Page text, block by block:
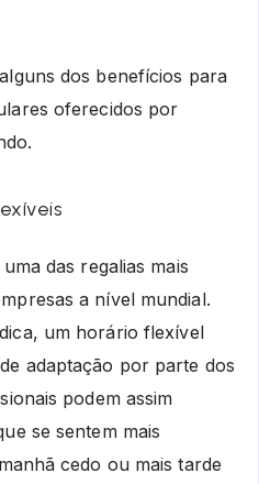
dos benefícios para
oferecidos por
das regalias mais
a nível mundial.
um horário flexível
adaptação por parte dos
podem assim
se sentem mais
cedo ou mais tarde